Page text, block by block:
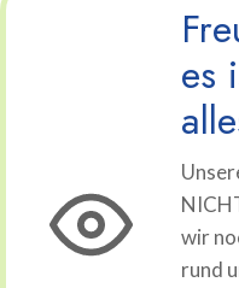
es
wir
rund